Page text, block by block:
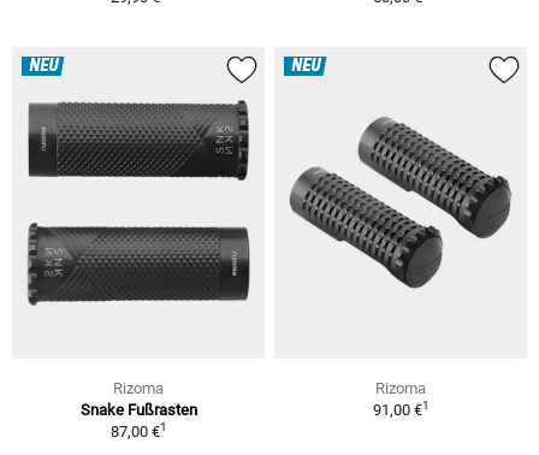
NEU
Rizoma
Snake Fußrasten
87,00 €1
NEU
Rizoma
91,00 €1